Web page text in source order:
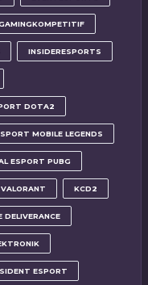
INSIDERESPORTS
DOTA2
MOBILE LEGENDS
ESPORT PUBG
KCD2
DELIVERANCE
ESPORT